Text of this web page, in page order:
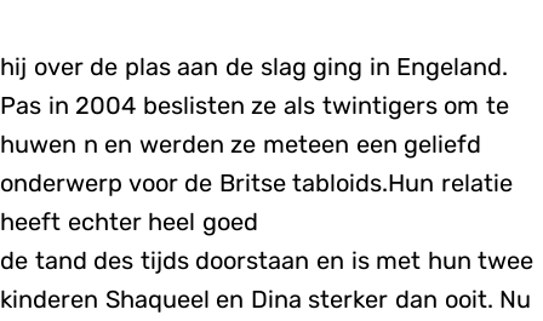
hij over de plas aan de slag ging in Engeland.
Pas in 2004 beslisten ze als twintigers om te
huwen n en werden ze meteen een geliefd
onderwerp voor de Britse tabloids.Hun relatie
heeft echter heel goed
de tand des tijds doorstaan en is met hun twee
kinderen Shaqueel en Dina sterker dan ooit. Nu